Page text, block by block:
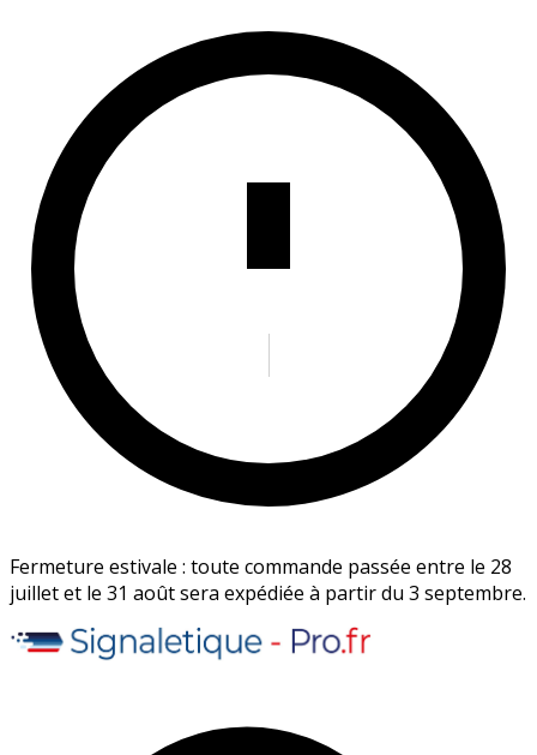
Fermeture estivale : toute commande passée entre le 28
juillet et le 31 août sera expédiée à partir du 3 septembre.